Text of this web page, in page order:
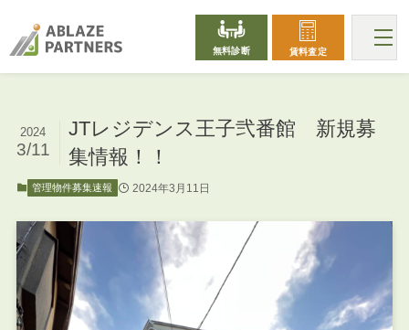
無料診断 賃料査定
JTレジデンス王子弐番館 新規募
集情報！！
2024
3/11
管理物件募集速報 2024年3月11日